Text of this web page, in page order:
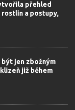
přehled
a postupy,
jen zbožným
již během